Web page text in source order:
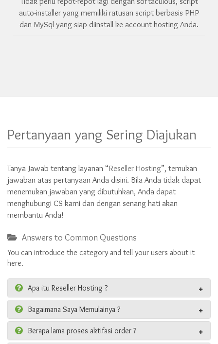
auto-installer yang memiliki ratusan script berbasis PHP
dan MySql yang siap diinstall ke account hosting Anda.
Pertanyaan yang Sering Diajukan
Tanya Jawab tentang layanan “Reseller Hosting”, temukan
jawaban atas pertanyaan Anda disini. Bila Anda tidak dapat
menemukan jawaban yang dibutuhkan, Anda dapat
menghubungi CS kami dan dengan senang hati akan
membantu Anda!
Answers to Common Questions
You can introduce the category and tell your users about it
here.
Apa itu Reseller Hosting ?
Bagaimana Saya Memulainya ?
Berapa lama proses aktifasi order ?